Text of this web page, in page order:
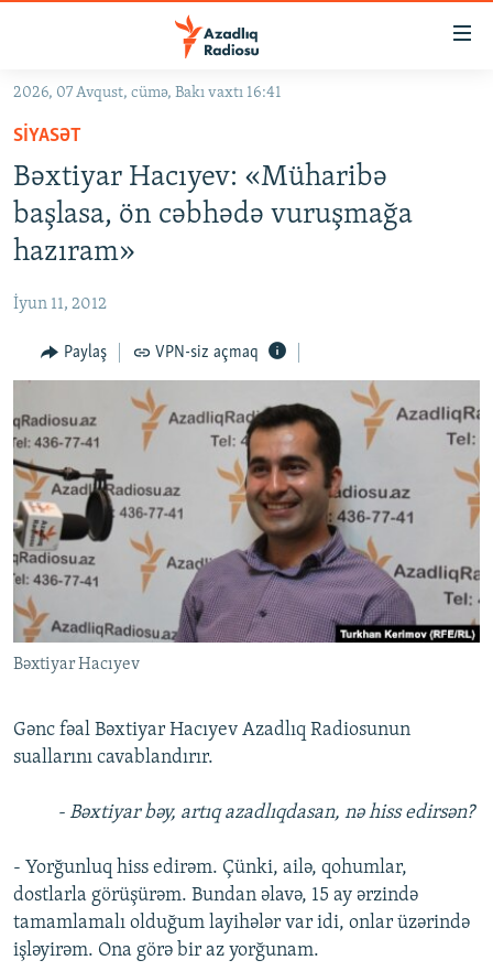
Əsas
qayıt
Əsas
naviqasiyaya
qayıt
Axtarışa
GÜNDƏM
KORRUPSIOMETR
#ƏSLINDƏ
QANUNI DOĞRU
ARAŞDIRMA
VIDEO
FOTOQALEREYA
İNFOQRAFIKA
KARIKATURA
RADIO ARXIV
OXU ZALI
AZƏRBAYCAN ƏDƏBIYYATI KITABXANASI
İSLAM VƏ DEMOKRATIYA
İZ - MƏDƏNIYYƏT PROQRAMI
HAQQIMIZDA
MISSIYAMIZ
PEŞƏ ETIKASI VƏ JURNALISTIKA STANDARTLARIMIZ
MATERIALLARIMIZDAN ISTIFADƏ
AZADLIQRADIOSU MOBIL TELEFONUNUZDA
BIZIMLƏ ƏLAQƏ
BIZI IZLƏ
RFE/RL-in bütün saytları
2026, 07 Avqust, cümə, Bakı vaxtı 16:41
SIYASƏT
Bəxtiyar Hacıyev: «Müharibə
başlasa, ön cəbhədə vuruşmağa
hazıram»
İyun 11, 2012
Paylaş VPN-siz açmaq
Bəxtiyar Hacıyev
Gənc fəal Bəxtiyar Hacıyev Azadlıq Radiosunun
suallarını cavablandırır.
- Bəxtiyar bəy, artıq azadlıqdasan, nə hiss edirsən?
- Yorğunluq hiss edirəm. Çünki, ailə, qohumlar,
dostlarla görüşürəm. Bundan əlavə, 15 ay ərzində
tamamlamalı olduğum layihələr var idi, onlar üzərində
işləyirəm. Ona görə bir az yorğunam.